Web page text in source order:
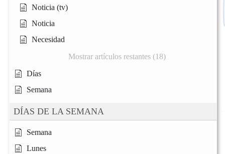
Noticia (tv)
Noticia
Necesidad
Mostrar artículos restantes (18)
Días
Semana
DÍAS DE LA SEMANA
Semana
Lunes